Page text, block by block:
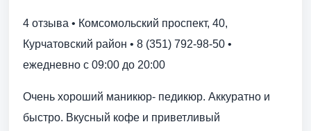
4 отзыва • Комсомольский проспект, 40,
Курчатовский район • 8 (351) 792-98-50 •
ежедневно с 09:00 до 20:00
Очень хороший маникюр- педикюр. Аккуратно и
быстро. Вкусный кофе и приветливый